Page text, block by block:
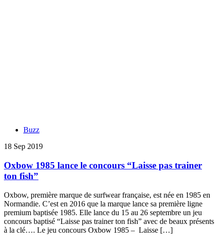
Buzz
18 Sep 2019
Oxbow 1985 lance le concours “Laisse pas trainer
ton fish”
Oxbow, première marque de surfwear française, est née en 1985 en
Normandie. C’est en 2016 que la marque lance sa première ligne
premium baptisée 1985. Elle lance du 15 au 26 septembre un jeu
concours baptisé “Laisse pas trainer ton fish” avec de beaux présents
à la clé…. Le jeu concours Oxbow 1985 – Laisse […]